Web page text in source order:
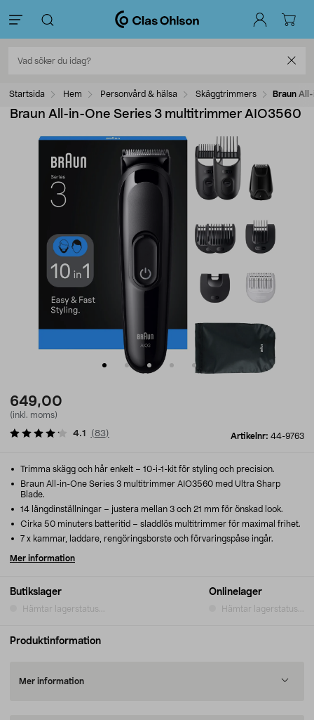
Startsida Hem Personvård & hälsa Skäggtrimmers Braun
Braun All-in-One Series 3 multitrimmer AIO3560
649,00
(inkl. moms)
Artikelnr: 44-9763
4.1 (83)
Butikslager
Hämtar lagerstatus...
Onlinelager
Hämtar lagerstatus...
Trimma skägg och hår enkelt – 10-i-1-kit för styling och precision.
Braun All-in-One Series 3 multitrimmer AIO3560 med Ultra Sharp
Blade.
14 längdinställningar – justera mellan 3 och 21 mm för önskad look.
Cirka 50 minuters batteritid – sladdlös multitrimmer för maximal frihet.
7 x kammar, laddare, rengöringsborste och förvaringspåse ingår.
Mer information
Produktinformation
Mer information